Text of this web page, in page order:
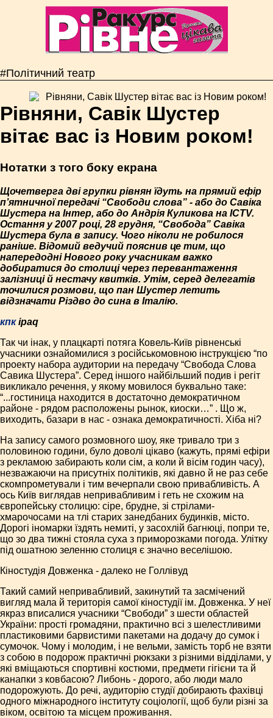
#Політичний театр
Рівняни, Савік Шустер
вітає вас із Новим роком!
Нотатки з того боку екрана
Щочетверга дві групки рівнян їдуть на прямий ефір
п’ятничної передачі “Свободи слова” - або до Савіка
Шустера на Інтер, або до Андрія Куликова на ICTV.
Остання у 2007 році, 28 грудня, “Свобода” Савіка
Шустера була в запису. Чого ніколи не робилося
раніше. Відомий ведучий пояснив це тим, що
напередодні Нового року учасникам важко
добиратися до столиці через перевантаження
залізниці й нестачу квитків. Утім, серед делегатів
точилися розмови, що пан Шустер летить
відзначати Різдво до сина в Італію.
кпкipaq
Так чи інак, у плацкарті потяга Ковель-Київ рівненські
учасники ознайомилися з російськомовною інструкцією “по
проекту набора аудитории на передачу “Свобода Слова
Савика Шустера”. Серед іншого найбільший подив і регіт
викликало речення, у якому мовилося буквально таке:
“...гостиница находится в достаточно демократичном
районе - рядом расположены рынок, киоски…” . Що ж,
виходить, базари в нас - ознака демократичності. Хіба ні?
На запису самого розмовного шоу, яке тривало три з
половиною години, було доволі цікаво (кажуть, прямі ефіри
з рекламою забирають коли сім, а коли й вісім годин часу),
незважаючи на присутніх політиків, які давно й не раз себе
скомпрометували і тим вечерпали свою привабливість. А
ось Київ виглядав непривабливим і геть не схожим на
європейську столицю: сіре, брудне, зі стрілами-
хмарочосами на тлі старих занедбаних будинків, місто.
Дорогі іномарки їздять немиті, у засохлій багнюці, попри те,
що зо два тижні стояла суха з приморозками погода. Улітку
під ошатною зеленню столиця є значно веселішою.
Кіностудія Довженка - далеко не Голлівуд
Такий самий непривабливий, закинутий та засмічений
вигляд мала й територія самої кіностудії ім. Довженка. У неї
якраз вписалися учасники “Свободи” з шести областей
України: прості громадяни, практично всі з шелестливими
пластиковими барвистими пакетами на додачу до сумок і
сумочок. Чому і молодим, і не вельми, замість торб не взяти
з собою в подорож практичні рюкзаки з різними відділами, у
які вміщаються спортивні костюми, предмети гігієни та й
канапки з ковбасою? Либонь - дорого, або люди мало
подорожують. До речі, аудиторію студії добирають фахівці
одного міжнародного інституту соціології, щоб були різні за
віком, освітою та місцем проживання.